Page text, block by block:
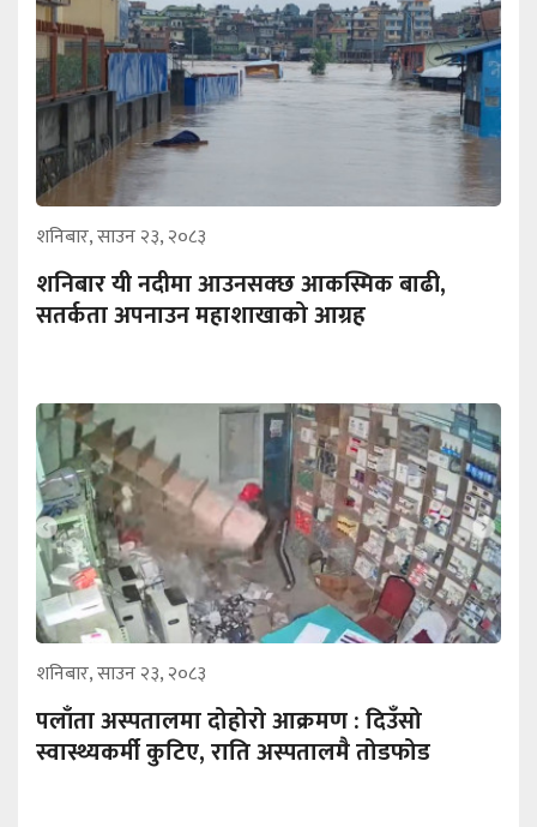
शनिबार, साउन २३, २०८३
शनिबार यी नदीमा आउनसक्छ आकस्मिक बाढी,
सतर्कता अपनाउन महाशाखाको आग्रह
शनिबार, साउन २३, २०८३
पलाँता अस्पतालमा दोहोरो आक्रमण : दिउँसो
स्वास्थ्यकर्मी कुटिए, राति अस्पतालमै तोडफोड